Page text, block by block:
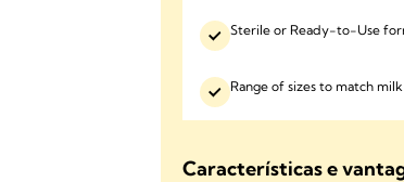
Sterile or Ready-to-Use
Range of sizes to match
Características e